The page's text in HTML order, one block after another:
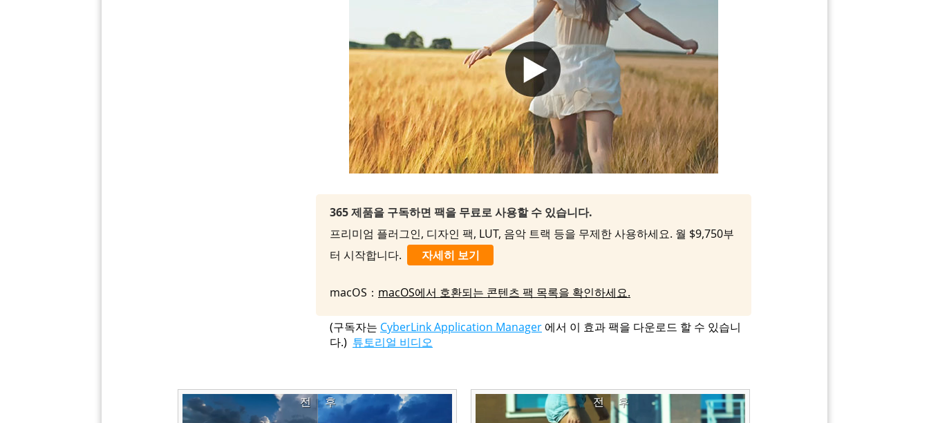
365 제품을 구독하면 팩을 무료로 사용할 수 있습니다.
프리미엄 플러그인, 디자인 팩, LUT, 음악 트랙 등을 무제한 사용하세요. 월 $9,750부
터 시작합니다.
자세히 보기
macOS： macOS에서 호환되는 콘텐츠 팩 목록을 확인하세요.
(구독자는 CyberLink Application Manager 에서 이 효과 팩을 다운로드 할 수 있습니
다.) 튜토리얼 비디오
후
전 후
전